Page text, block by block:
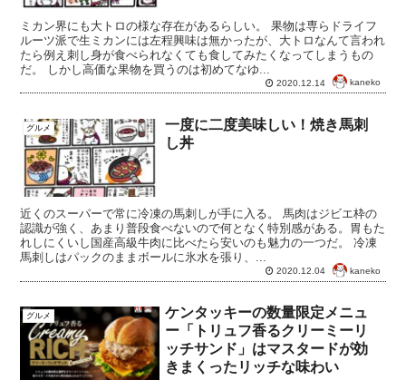
ミカン界にも大トロの様な存在があるらしい。 果物は専らドライフ
ルーツ派で生ミカンには左程興味は無かったが、大トロなんて言われ
たら例え刺し身が食べられなくても食してみたくなってしまうもの
だ。 しかし高価な果物を買うのは初めてなゆ...
2020.12.14 kaneko
グルメ
一度に二度美味しい！焼き馬刺
し丼
近くのスーパーで常に冷凍の馬刺しが手に入る。 馬肉はジビエ枠の
認識が強く、あまり普段食べないので何となく特別感がある。胃もた
れしにくいし国産高級牛肉に比べたら安いのも魅力の一つだ。 冷凍
馬刺しはパックのままボールに氷水を張り、...
2020.12.04 kaneko
グルメ
ケンタッキーの数量限定メニュ
ー「トリュフ香るクリーミーリ
ッチサンド」はマスタードが効
きまくったリッチな味わい